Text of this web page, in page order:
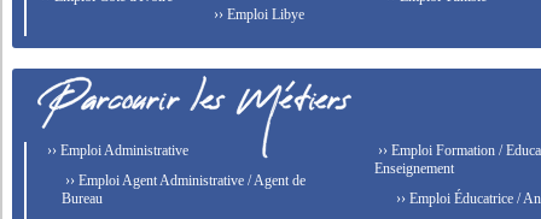
›› Emploi Libye
›› Emploi Administrative
›› Emploi Agent Administrative / Agent de
Bureau
›› Emploi Formation /
Enseignement
›› Emploi Éducatrice /